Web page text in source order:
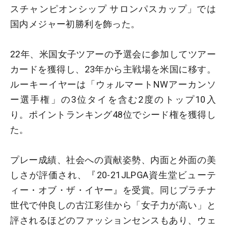
スチャンピオンシップ サロンパスカップ」では
国内メジャー初勝利を飾った。
22年、米国女子ツアーの予選会に参加してツアー
カードを獲得し、23年から主戦場を米国に移す。
ルーキーイヤーは「ウォルマートNWアーカンソ
ー選手権」の3位タイを含む2度のトップ10入
り。ポイントランキング48位でシード権を獲得し
た。
プレー成績、社会への貢献姿勢、内面と外面の美
しさが評価され、『20-21JLPGA資生堂ビューテ
ィー・オブ・ザ・イヤー』を受賞。同じプラチナ
世代で仲良しの古江彩佳から「女子力が高い」と
評されるほどのファッションセンスもあり、ウェ